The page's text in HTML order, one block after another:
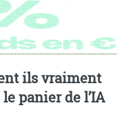
ils vraiment
panier de l’IA